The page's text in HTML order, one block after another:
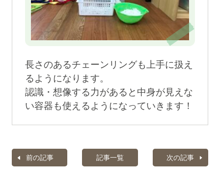
長さのあるチェーンリングも上手に扱え
るようになります。
認識・想像する力があると中身が見えな
い容器も使えるようになっていきます！
前の記事 記事一覧 次の記事